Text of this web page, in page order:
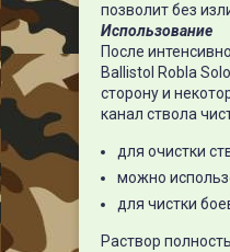
позволит без
Использование
После
Ballistol Robla
сторону и
канал ствола
для очистки
можно
для чистки
Раствор